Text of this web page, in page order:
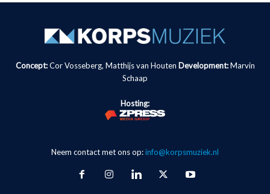
Concept:Cor Vosseberg, Matthijs van Houten Development: Marvin
Schaap
Hosting:
Neem contact met ons op:info@korpsmuziek.nl